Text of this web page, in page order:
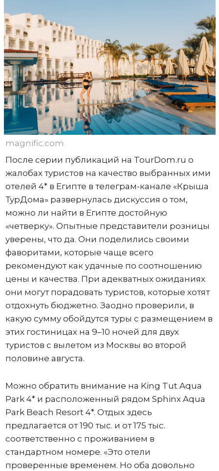
magnific.com
После серии публикаций на TourDom.ru о
жалобах туристов на качество выбранных ими
отелей 4* в Египте в телеграм-канале «Крыша
ТурДома» развернулась дискуссия о том,
можно ли найти в Египте достойную
«четверку». Опытные представители розницы
уверены, что да. Они поделились своими
фаворитами, которые чаще всего
рекомендуют как удачные по соотношению
цены и качества. При адекватных ожиданиях
они могут порадовать туристов, которые хотят
отдохнуть бюджетно. Заодно проверили, в
какую сумму обойдутся туры с размещением в
этих гостиницах на 9–10 ночей для двух
туристов с вылетом из Москвы во второй
половине августа.
Можно обратить внимание на King Tut Aqua
Park 4* и расположенный рядом Sphinx Aqua
Park Beach Resort 4*. Отдых здесь
предлагается от 190 тыс. и от 175 тыс.
соответственно с проживанием в
стандартном номере. «Это отели
проверенные временем. Но оба довольно